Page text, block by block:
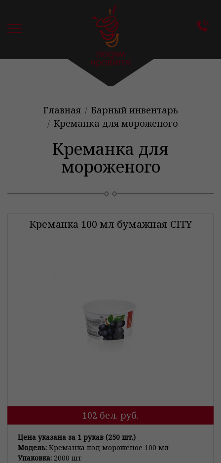
Главная
Барный инвентарь
Креманка для мороженого
Креманка для
мороженого
Креманка 100 мл бумажная CITY
102 бел. руб.
Цена указана за 1 рукав (250 шт.)
Модель: Креманка под мороженое 100 мл
Упаковка: 2000 шт